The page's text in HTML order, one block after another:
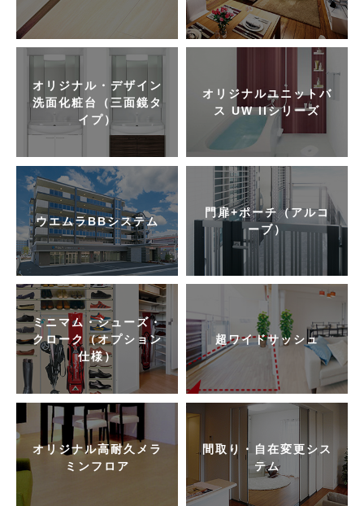
オリジナル・デザイン
洗面化粧台（三面鏡タ
イプ）
オリジナルユニットバ
ス UW IIシリーズ
ウエムラBBシステム
門扉+ポーチ（アルコ
ーブ）
ミニマム・シューズ・
クローク（オプション
仕様）
超ワイドサッシュ
オリジナル高耐久メラ
ミンフロア
間取り・自在変更シス
テム